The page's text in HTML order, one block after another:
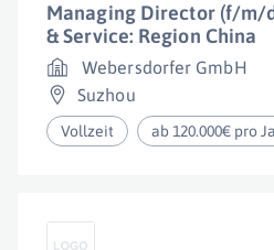
Managing Director (f/m/
& Service: Region China
Webersdorfer GmbH
Suzhou
Vollzeit ab 120.000€ pro